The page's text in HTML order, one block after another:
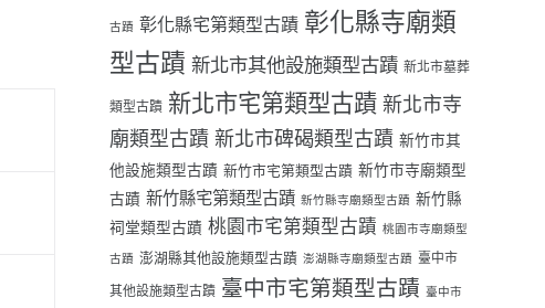
古蹟 彰化縣宅第類型古蹟 彰化縣寺廟類
型古蹟 新北市其他設施類型古蹟 新北市墓葬
類型古蹟 新北市宅第類型古蹟 新北市寺
廟類型古蹟 新北市碑碣類型古蹟 新竹市其
他設施類型古蹟 新竹市宅第類型古蹟 新竹市寺廟類型
古蹟 新竹縣宅第類型古蹟 新竹縣寺廟類型古蹟 新竹縣
祠堂類型古蹟 桃園市宅第類型古蹟 桃園市寺廟類型
古蹟 澎湖縣其他設施類型古蹟 澎湖縣寺廟類型古蹟 臺中市
其他設施類型古蹟 臺中市宅第類型古蹟 臺中市